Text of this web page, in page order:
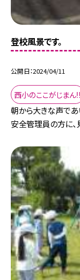
登校風景です。
公開日 2024/04/11
西小のここがじまん!!
朝から大きな声であ
安全管理員の方に、